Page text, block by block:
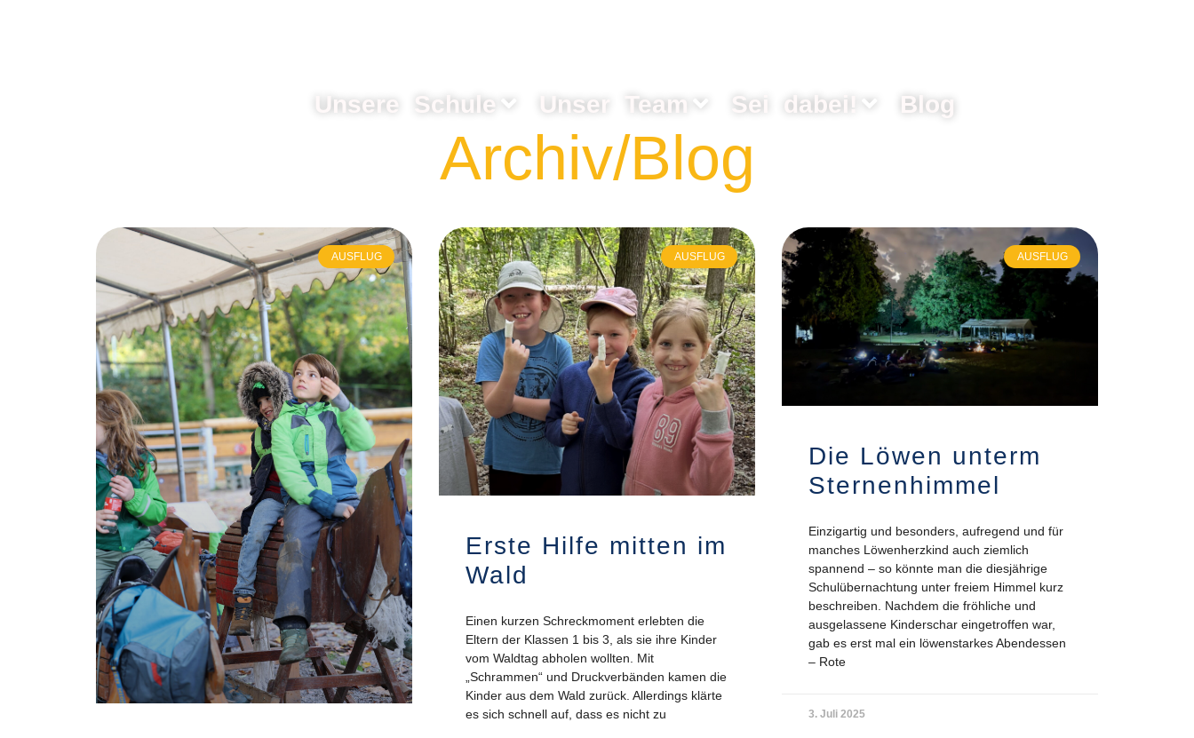
Unsere Schule Unser Team Sei dabei! Blog
Archiv/Blog
AUSFLUG AUSFLUG
Erste Hilfe mitten im
Wald
Einen kurzen Schreckmoment erlebten die
Eltern der Klassen 1 bis 3, als sie ihre Kinder
vom Waldtag abholen wollten. Mit
„Schrammen“ und Druckverbänden kamen die
Kinder aus dem Wald zurück. Allerdings klärte
es sich schnell auf, dass es nicht zu
AUSFLUG
Die Löwen unterm
Sternenhimmel
Einzigartig und besonders, aufregend und für
manches Löwenherzkind auch ziemlich
spannend – so könnte man die diesjährige
Schulübernachtung unter freiem Himmel kurz
beschreiben. Nachdem die fröhliche und
ausgelassene Kinderschar eingetroffen war,
gab es erst mal ein löwenstarkes Abendessen
– Rote
3. Juli 2025